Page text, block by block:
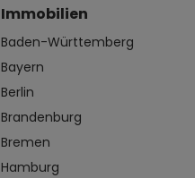
Immobilien
Baden-Württemberg
Bayern
Berlin
Brandenburg
Bremen
Hamburg